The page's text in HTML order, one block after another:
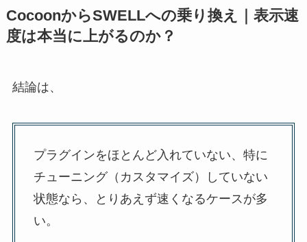
CocoonからSWELLへの乗り換え｜表示速
度は本当に上がるのか？
結論は、
プラグインをほとんど入れていない、特に
チューニング（カスタマイズ）していない
状態なら、とりあえず速くなるケースが多
い。